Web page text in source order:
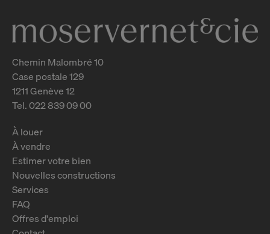
Chemin Malombré 10
Case postale 129
1211 Genève 12
Tel. 022 839 09 00
À louer
À vendre
Estimer votre bien
Nouvelles constructions
Services
FAQ
Offres d'emploi